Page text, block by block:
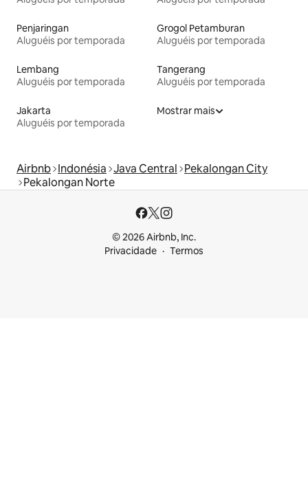
Penjaringan
Aluguéis por temporada
Grogol Petamburan
Aluguéis por temporada
Lembang
Aluguéis por temporada
Tangerang
Aluguéis por temporada
Jakarta
Aluguéis por temporada
Mostrar mais
Airbnb Indonésia Java Central Pekalongan City
Pekalongan Norte
© 2026 Airbnb, Inc.
Privacidade
Termos